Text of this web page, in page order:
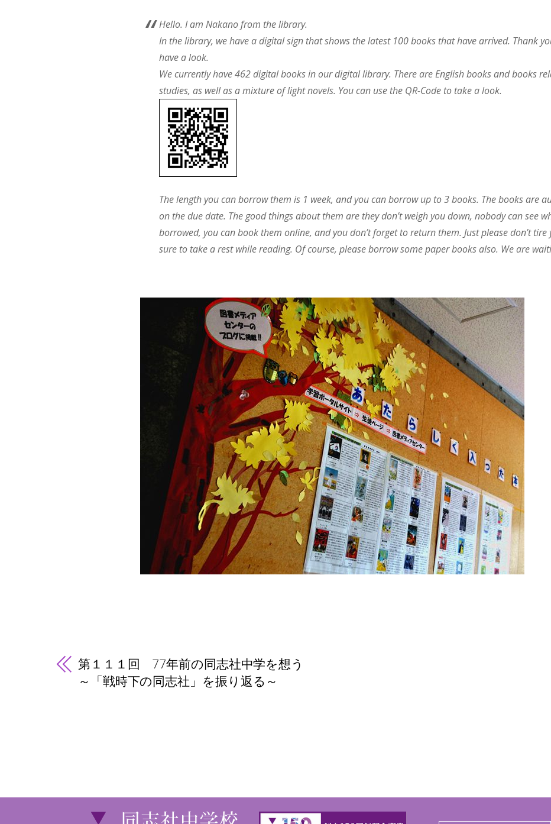
Hello. I am Nakano from the library.
In the library, we have a digital sign that shows the latest 100 books that have arrived. Thank
have a look.
We currently have 462 digital books in our digital library. There are English books and books
studies, as well as a mixture of light novels. You can use the QR-Code to take a look.
The length you can borrow them is 1 week, and you can borrow up to 3 books. The books are
on the due date. The good things about them are they don’t weigh you down, nobody can see
borrowed, you can book them online, and you don’t forget to return them. Just please don’t tire
sure to take a rest while reading. Of course, please borrow some paper books also. We are
第１１１回 77年前の同志社中学を想う
～「戦時下の同志社」を振り返る～